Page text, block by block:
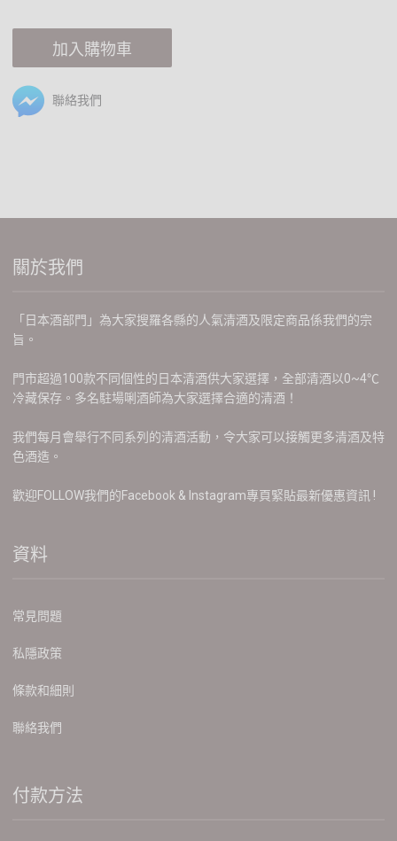
加入購物車
聯絡我們
關於我們
「日本酒部門」為大家搜羅各縣的人氣清酒及限定商品係我們的宗
旨。
門市超過100款不同個性的日本清酒供大家選擇，全部清酒以0~4℃
冷藏保存。多名駐場唎酒師為大家選擇合適的清酒！
我們每月會舉行不同系列的清酒活動，令大家可以接觸更多清酒及特
色酒造。
歡迎FOLLOW我們的Facebook & Instagram專頁緊貼最新優惠資訊 !
資料
常見問題
私隱政策
條款和細則
聯絡我們
付款方法